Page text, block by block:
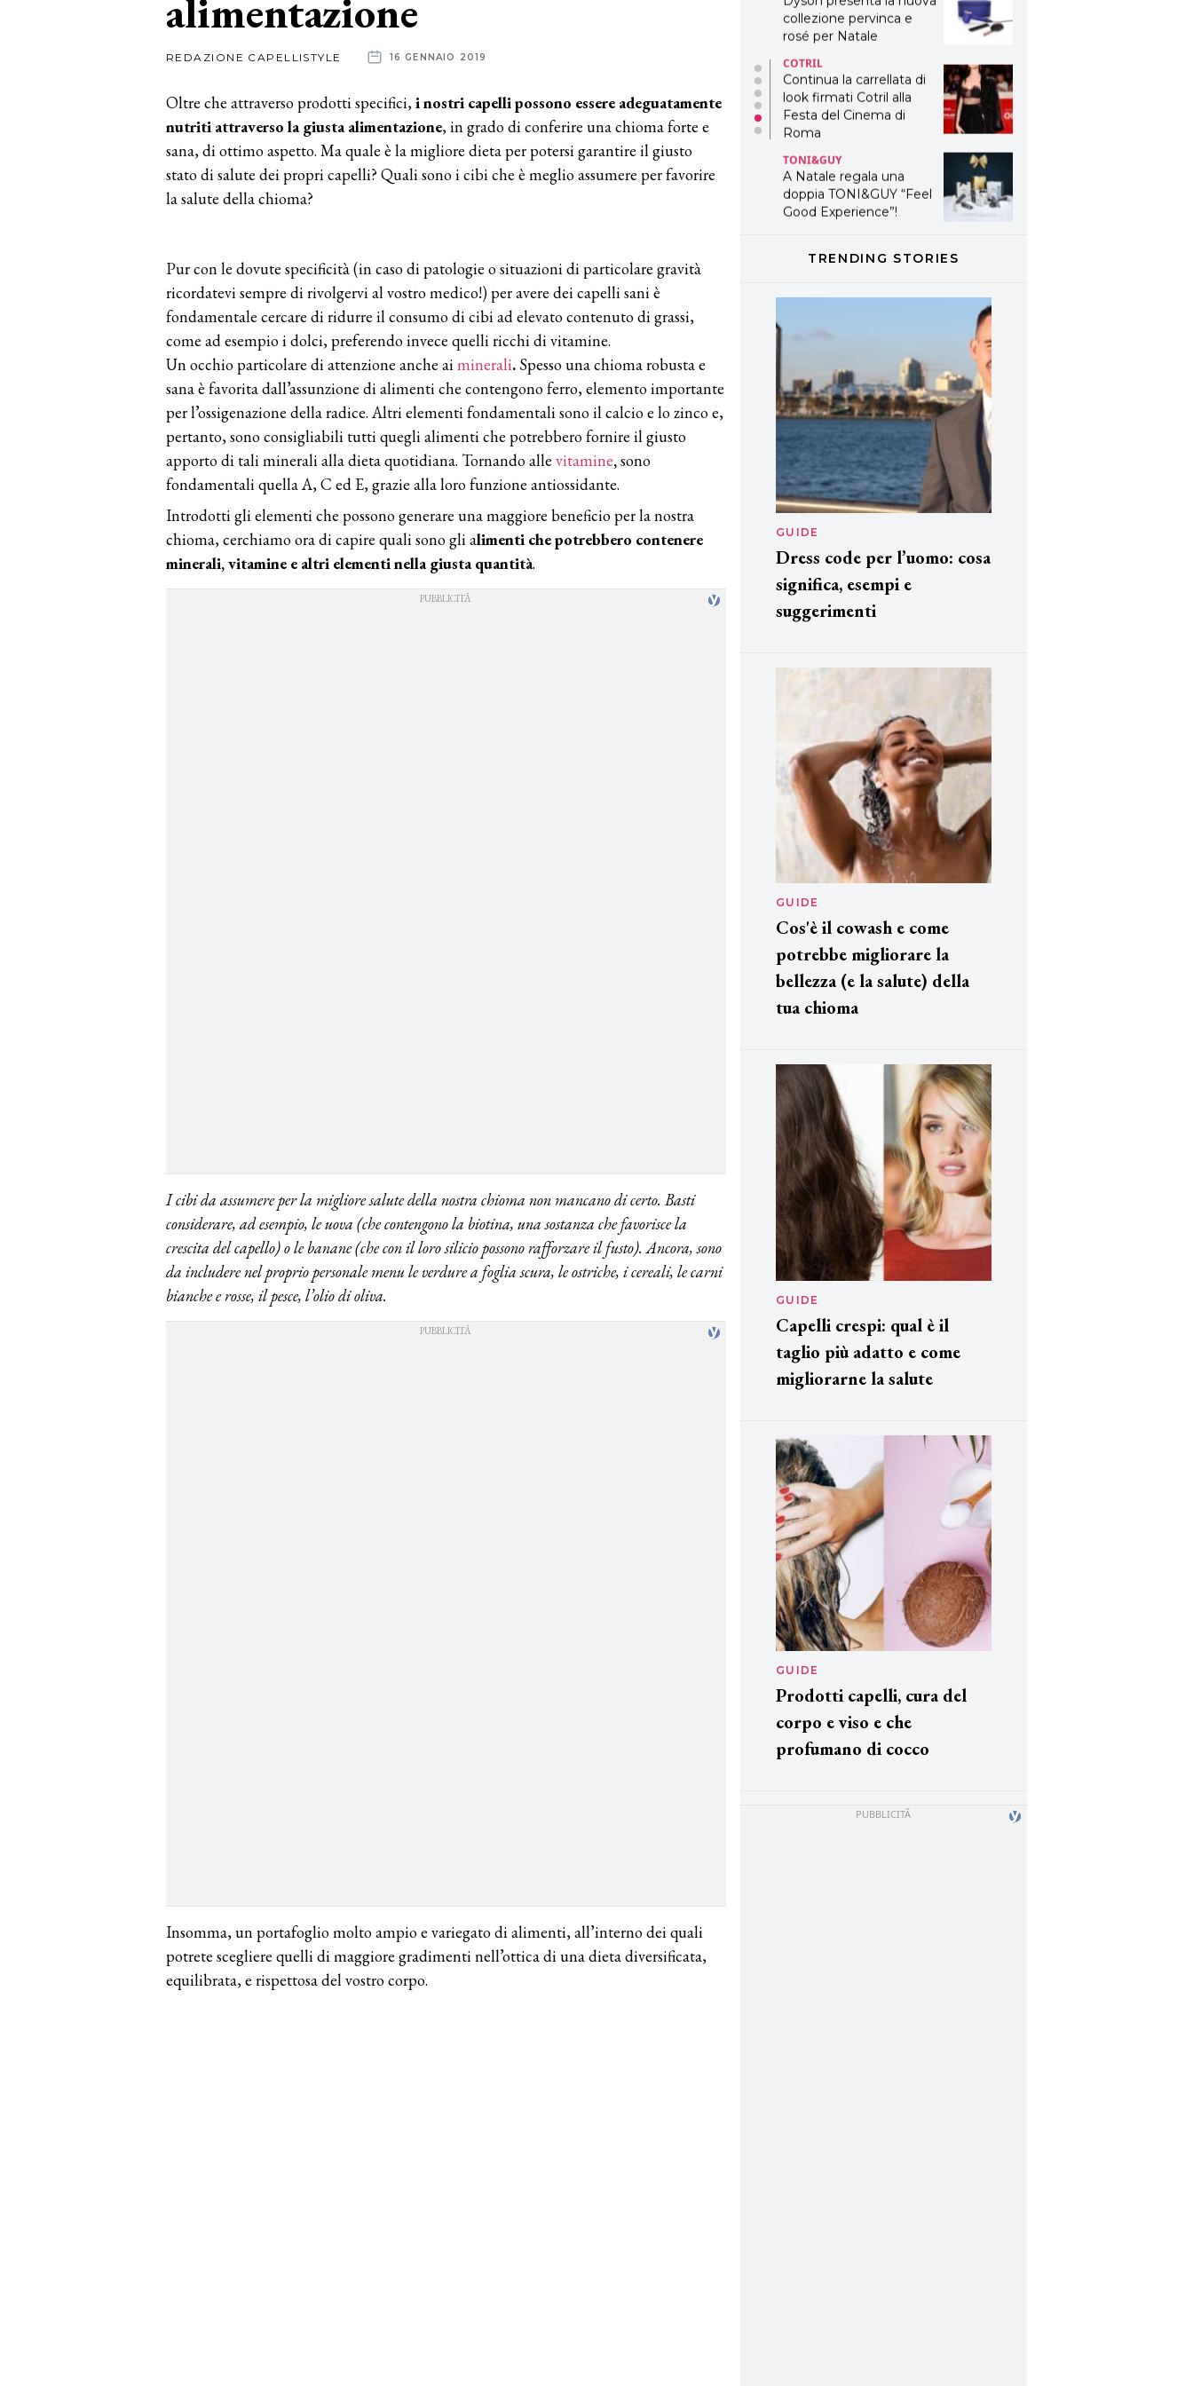
alimentazione
REDAZIONE CAPELLISTYLE 16 GENNAIO 2019
Oltre che attraverso prodotti specifici, i nostri capelli possono essere adeguatamente
nutriti attraverso la giusta alimentazione, in grado di conferire una chioma forte e
sana, di ottimo aspetto. Ma quale è la migliore dieta per potersi garantire il giusto
stato di salute dei propri capelli? Quali sono i cibi che è meglio assumere per favorire
la salute della chioma?
Pur con le dovute specificità (in caso di patologie o situazioni di particolare gravità
ricordatevi sempre di rivolgervi al vostro medico!) per avere dei capelli sani è
fondamentale cercare di ridurre il consumo di cibi ad elevato contenuto di grassi,
come ad esempio i dolci, preferendo invece quelli ricchi di vitamine.
Un occhio particolare di attenzione anche ai minerali. Spesso una chioma robusta e
sana è favorita dall’assunzione di alimenti che contengono ferro, elemento importante
per l’ossigenazione della radice. Altri elementi fondamentali sono il calcio e lo zinco e,
pertanto, sono consigliabili tutti quegli alimenti che potrebbero fornire il giusto
apporto di tali minerali alla dieta quotidiana. Tornando alle vitamine,sono
fondamentali quella A, C ed E, grazie alla loro funzione antiossidante.
Introdotti gli elementi che possono generare una maggiore beneficio per la nostra
chioma, cerchiamo ora di capire quali sono gli alimenti che potrebbero contenere
minerali, vitamine e altri elementi nella giusta quantità.
I cibi da assumere per la migliore salute della nostra chioma non mancano di certo. Basti
considerare, ad esempio, le uova (che contengono la biotina, una sostanza che favorisce la
crescita del capello) o le banane (che con il loro silicio possono rafforzare il fusto). Ancora, sono
da includere nel proprio personale menu le verdure a foglia scura, le ostriche, i cereali, le carni
bianche e rosse, il pesce, l’olio di oliva.
Insomma, un portafoglio molto ampio e variegato di alimenti, all’interno dei quali
potrete scegliere quelli di maggiore gradimenti nell’ottica di una dieta diversificata,
equilibrata, e rispettosa del vostro corpo.
collezione pervinca e
rosé per Natale
COTRIL
Continua la carrellata di
look firmati Cotril alla
Festa del Cinema di
Roma
TONI&GUY
A Natale regala una
doppia TONI&GUY “Feel
Good Experience”!
LABEL.M lancia la sua
DAVINES
cofanetti beauty preziosi
per un regalo adatto ad
ogni capello
TRENDING STORIES
GUIDE
Dress code per l’uomo: cosa
significa, esempi e
suggerimenti
GUIDE
Cos'è il cowash e come
potrebbe migliorare la
bellezza (e la salute) della
tua chioma
GUIDE
Capelli crespi: qual è il
taglio più adatto e come
migliorarne la salute
GUIDE
Prodotti capelli, cura del
corpo e viso e che
profumano di cocco